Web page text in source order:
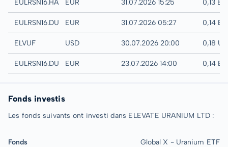
Hamburg
EULRSN16.HAMBEUR 31.07.2026 15:25 0,13
Quotrix
EULRSN16.DUSDEUR 31.07.2026 05:27 0,14
UTC
ELVUF USD 30.07.2026 20:00 0,18
Düsseldorf
EULRSN16.DUSBEUR 23.07.2026 14:00 0,14
Fonds investis
Les fonds suivants ont investi dans ELEVATE URANIUM LTD :
Fonds Global X - Uranium ETF